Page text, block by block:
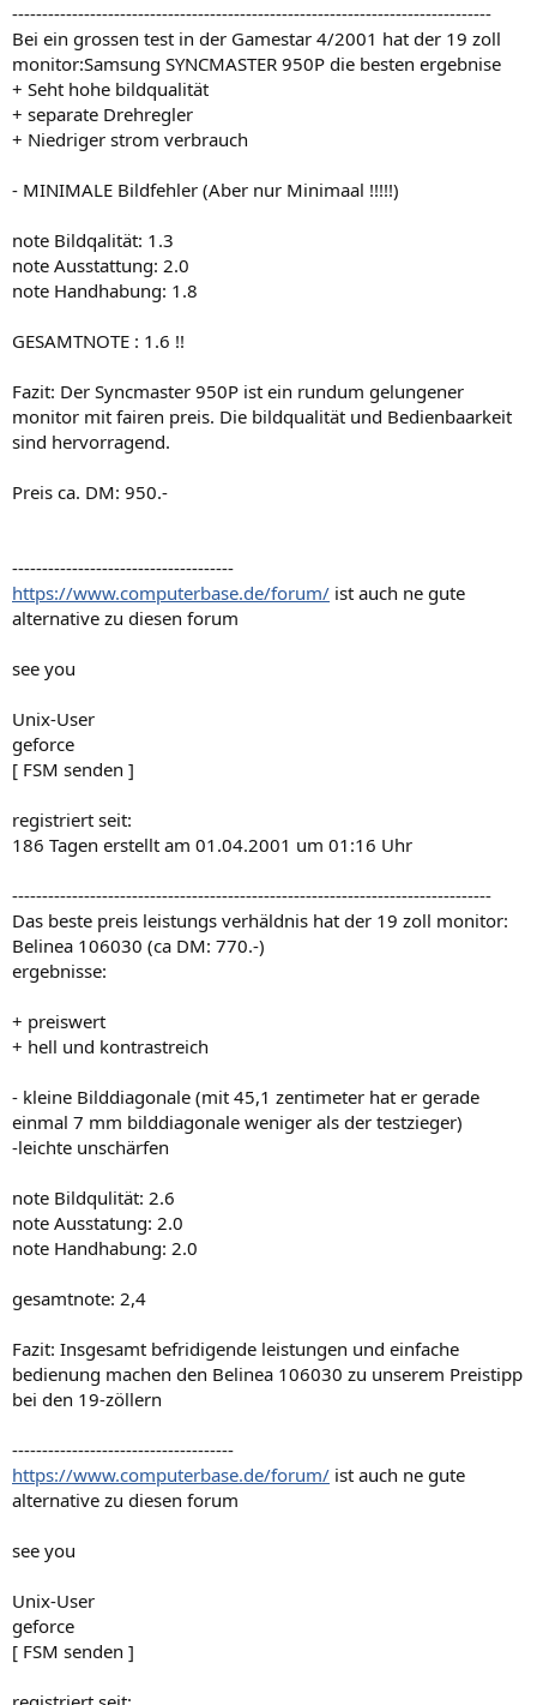
--------------------------------------------------------------------------------
Bei ein grossen test in der Gamestar 4/2001 hat der 19 zoll
monitor:Samsung SYNCMASTER 950P die besten ergebnise
+ Seht hohe bildqualität
+ separate Drehregler
+ Niedriger strom verbrauch
- MINIMALE Bildfehler (Aber nur Minimaal !!!!!)
note Bildqalität: 1.3
note Ausstattung: 2.0
note Handhabung: 1.8
GESAMTNOTE : 1.6 !!
Fazit: Der Syncmaster 950P ist ein rundum gelungener
monitor mit fairen preis. Die bildqualität und Bedienbaarkeit
sind hervorragend.
Preis ca. DM: 950.-
-------------------------------------
https://www.computerbase.de/forum/ ist auch ne gute
alternative zu diesen forum
see you
Unix-User
geforce
[ FSM senden ]
registriert seit:
186 Tagen erstellt am 01.04.2001 um 01:16 Uhr
--------------------------------------------------------------------------------
Das beste preis leistungs verhäldnis hat der 19 zoll monitor:
Belinea 106030 (ca DM: 770.-)
ergebnisse:
+ preiswert
+ hell und kontrastreich
- kleine Bilddiagonale (mit 45,1 zentimeter hat er gerade
einmal 7 mm bilddiagonale weniger als der testzieger)
-leichte unschärfen
note Bildqulität: 2.6
note Ausstatung: 2.0
note Handhabung: 2.0
gesamtnote: 2,4
Fazit: Insgesamt befridigende leistungen und einfache
bedienung machen den Belinea 106030 zu unserem Preistipp
bei den 19-zöllern
-------------------------------------
https://www.computerbase.de/forum/ ist auch ne gute
alternative zu diesen forum
see you
Unix-User
geforce
[ FSM senden ]